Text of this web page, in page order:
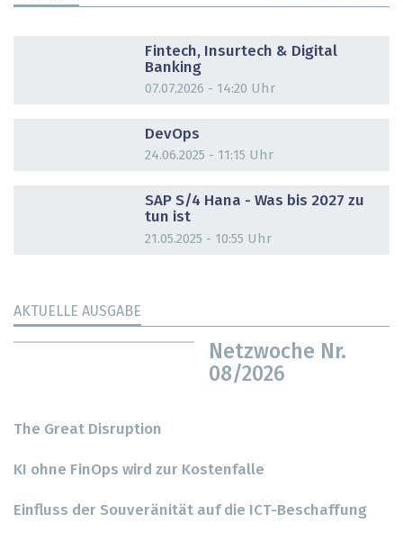
Fintech, Insurtech & Digital
Banking
07.07.2026 - 14:20 Uhr
DevOps
24.06.2025 - 11:15 Uhr
SAP S/4 Hana - Was bis 2027 zu
tun ist
21.05.2025 - 10:55 Uhr
AKTUELLE AUSGABE
Netzwoche Nr.
08/2026
The Great Disruption
KI ohne FinOps wird zur Kostenfalle
Einfluss der Souveränität auf die ICT-Beschaffung